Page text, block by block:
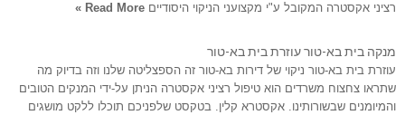
רציני אקסטרה המקובל ע"י מקצועני הניקוי היסודיים Read More »
מנקה בית בא-טור עוזרת בית בא-טור
עוזרת בית בא-טור ניקוי של דירות בא-טור זה הספצליטה שלנו וזה בדיוק מה
שתראו צחצוח משרדים הוא טיפול רציני אקסטרה הניתן על-ידי המנקים הטובים
והמיומנים שבשורותינו. אקסטרא קלין. בטקסט שלפניכם תוכלו ללקט מושגים